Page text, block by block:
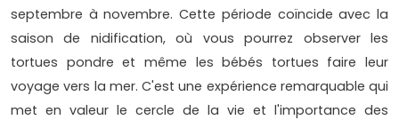
septembre à novembre. Cette période coïncide avec la
saison de nidification, où vous pourrez observer les
tortues pondre et même les bébés tortues faire leur
voyage vers la mer. C'est une expérience remarquable qui
met en valeur le cercle de la vie et l'importance des